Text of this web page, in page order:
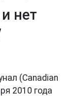
нет
(Canadian
2010 года